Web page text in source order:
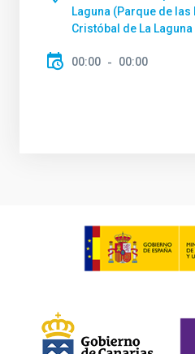
Laguna (Parque de las
Cristóbal de La
00:00 00:00